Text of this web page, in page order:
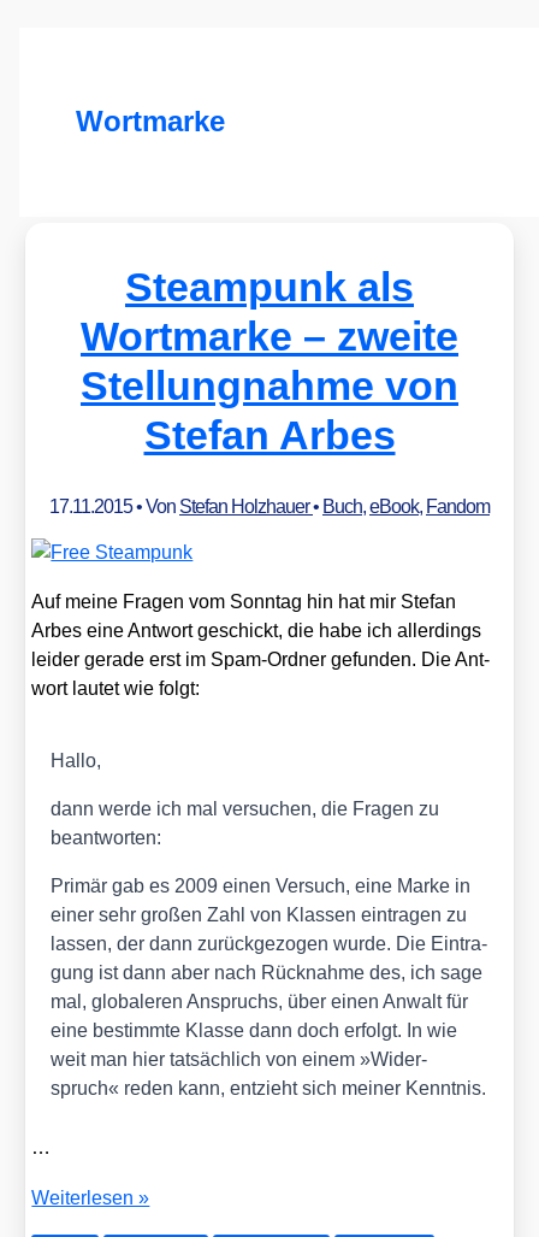
Wortmarke
Steampunk als
Wortmarke – zweite
Stellungnahme von
Stefan Arbes
17.11.2015• Von Stefan Holzhauer• Buch,eBook, Fandom
Auf mei­ne Fra­gen vom Sonn­tag hin hat mir Ste­fan
Arbes eine Ant­wort geschickt, die habe ich aller­dings
lei­der gera­de erst im Spam-Ord­ner gefun­den. Die Ant­
wort lau­tet wie folgt:
Hal­lo,
dann wer­de ich mal ver­su­chen, die Fra­gen zu
beant­wor­ten:
Pri­mär gab es 2009 einen Ver­such, eine Mar­ke in
einer sehr gro­ßen Zahl von Klas­sen ein­tra­gen zu
las­sen, der dann zurück­ge­zo­gen wur­de. Die Ein­tra­
gung ist dann aber nach Rück­nah­me des, ich sage
mal, glo­ba­le­ren Anspruchs, über einen Anwalt für
eine bestimm­te Klas­se dann doch erfolgt. In wie
weit man hier tat­säch­lich von einem »Wider­
spruch« reden kann, ent­zieht sich mei­ner Kennt­nis.
…
Steam­
Wei­ter­le­sen »